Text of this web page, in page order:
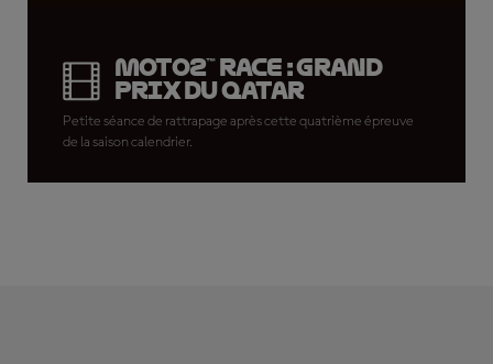
Moto2™ Race : Grand
Prix du Qatar
Petite séance de rattrapage après cette quatrième épreuve
de la saison calendrier.